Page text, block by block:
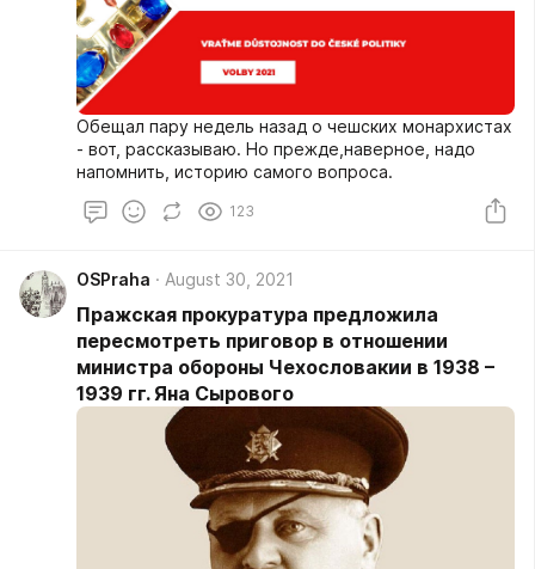
Обещал пару недель назад о чешских монархистах
- вот, рассказываю. Но прежде,наверное, надо
напомнить, историю самого вопроса.
123
OSPraha August 30, 2021
Пражская прокуратура предложила
пересмотреть приговор в отношении
министра обороны Чехословакии в 1938 –
1939 гг. Яна Сырового